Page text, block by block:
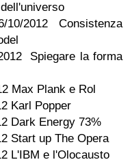
Consistenza
la forma
Plank e Rol
Popper
Energy 73%
up The Opera
e l'Olocausto